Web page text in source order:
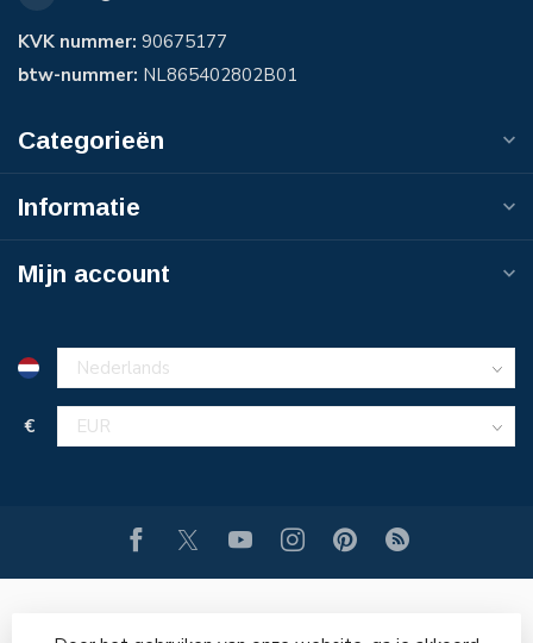
KVK nummer: 90675177
btw-nummer: NL865402802B01
Categorieën
Informatie
Mijn account
€